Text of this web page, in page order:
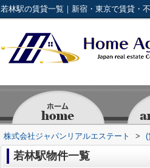
若林駅の賃貸一覧｜新宿・東京で賃貸・
株式会社ジャパンリアルエステート > (
若林駅物件一覧